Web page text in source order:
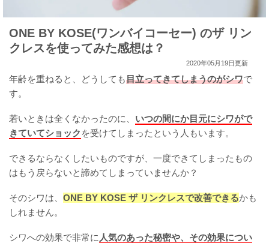
ONE BY KOSE(ワンバイコーセー) のザ リン
クレスを使ってみた感想は？
2020年05月19日更新
年齢を重ねると、どうしても目立ってきてしまうのがシワで
す。
若いときは全くなかったのに、 いつの間にか目元にシワがで
きていてショック を受けてしまったという人もいます。
できるならなくしたいものですが、一度できてしまったもの
はもう戻らないと諦めてしまっていませんか？
そのシワは、 ONE BY KOSE ザ リンクレスで改善できるかも
しれません。
シワへの効果で非常に 人気のあった秘密や、その効果につい